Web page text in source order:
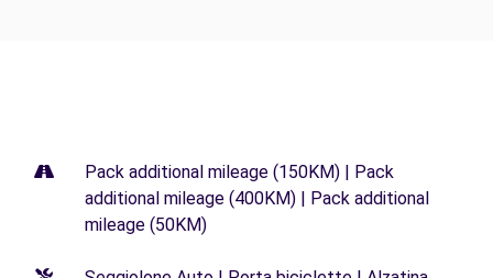
Pack additional mileage (150KM) | Pack
additional mileage (400KM) | Pack additional
mileage (50KM)